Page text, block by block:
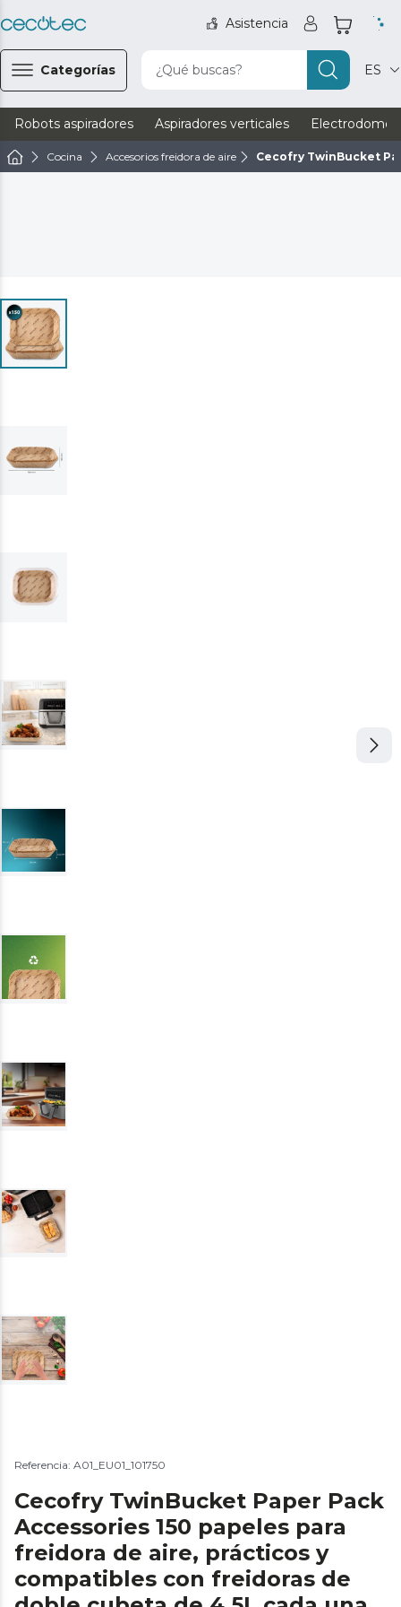
Asistencia
Categorías ¿Qué buscas? ES
Robots aspiradores Aspiradores verticales
Cocina Accesorios freidora de aire Cecofry TwinBucket
Referencia: A01_EU01_101750
Cecofry TwinBucket Paper Pack
Accessories 150 papeles para
freidora de aire, prácticos y
compatibles con freidoras de